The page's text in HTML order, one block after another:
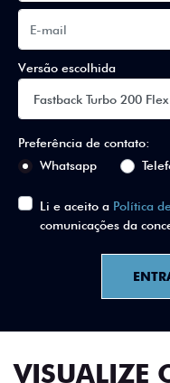
Versão escolhida
Preferência de contato:
Whatsapp
Li e aceito a Política
comunicações da
VISUALIZE